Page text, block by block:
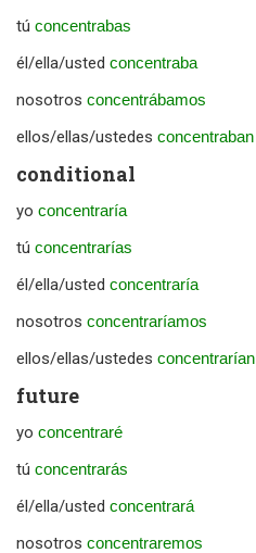
tú concentrabas
él/ella/usted concentraba
nosotros concentrábamos
ellos/ellas/ustedes concentraban
conditional
yo concentraría
tú concentrarías
él/ella/usted concentraría
nosotros concentraríamos
ellos/ellas/ustedes concentrarían
future
yo concentraré
tú concentrarás
él/ella/usted concentrará
nosotros concentraremos